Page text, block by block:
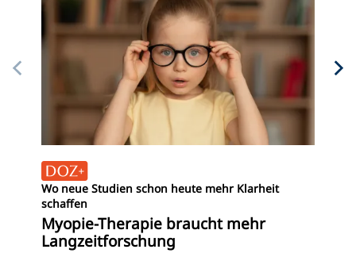
Wo neue Studien schon heute mehr Klarheit
schaffen
Myopie-Therapie braucht mehr
Langzeitforschung